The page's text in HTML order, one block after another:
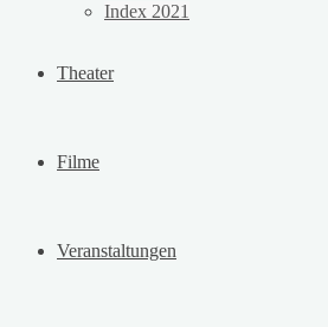
Index 2021
Theater
Filme
Veranstaltungen